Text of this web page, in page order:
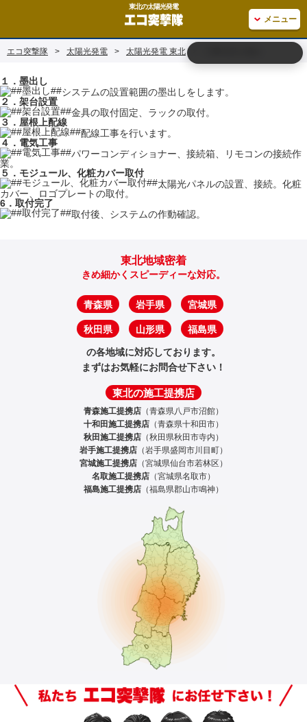
東北の太陽光発電
メニュー
エコ突撃隊 > 太陽光発電 > 太陽光発電 東北
１．墨出し
システムの設置範囲の墨出しをします。
２．架台設置
金具の取付固定、ラックの取付。
３．屋根上配線
配線工事を行います。
４．電気工事
パワーコンディショナー、接続箱、リモコンの接続作
業。
５．モジュール、化粧カバー取付
太陽光パネルの設置、接続。化粧
カバー、ロゴプレートの取付。
6．取付完了
取付後、システムの作動確認。
東北地域密着
きめ細かくスピーディーな対応。
青森県 岩手県 宮城県
秋田県 山形県 福島県
の各地域に対応しております。
まずはお気軽にお問合せ下さい！
東北の施工提携店
青森施工提携店 （青森県八戸市沼館）
十和田施工提携店 （青森県十和田市）
秋田施工提携店 （秋田県秋田市寺内）
岩手施工提携店 （岩手県盛岡市川目町）
宮城施工提携店 （宮城県仙台市若林区）
名取施工提携店 （宮城県名取市）
福島施工提携店 （福島県郡山市鳴神）